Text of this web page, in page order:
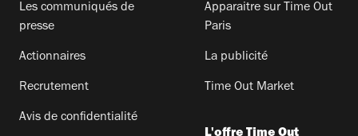
Les communiqués de
presse
Actionnaires
Recrutement
Avis de confidentialité
Apparaitre sur Time Out
Paris
La publicité
Time Out Market